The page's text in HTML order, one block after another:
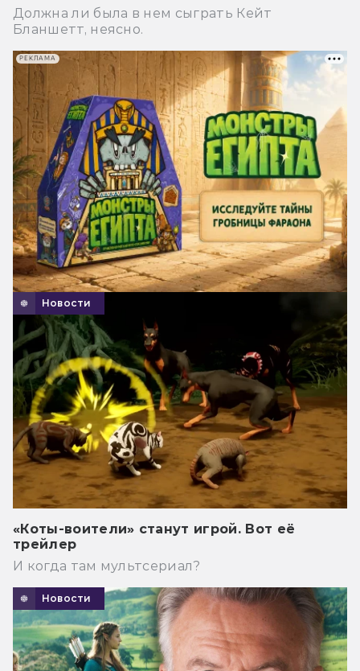
Должна ли была в нем сыграть Кейт
Бланшетт, неясно.
Новости
«Коты-воители» станут игрой. Вот её
трейлер
И когда там мультсериал?
Новости
РЕКЛАМА